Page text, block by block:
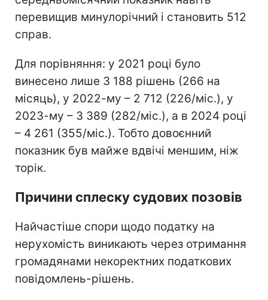
перевищив минулорічний і становить 512
справ.
Для порівняння: у 2021 році було
винесено лише 3 188 рішень (266 на
місяць), у 2022-му – 2 712 (226/міс.), у
2023-му – 3 389 (282/міс.), а в 2024 році
– 4 261 (355/міс.). Тобто довоєнний
показник був майже вдвічі меншим, ніж
торік.
Причини сплеску судових позовів
Найчастіше спори щодо податку на
нерухомість виникають через отримання
громадянами некоректних податкових
повідомлень-рішень.